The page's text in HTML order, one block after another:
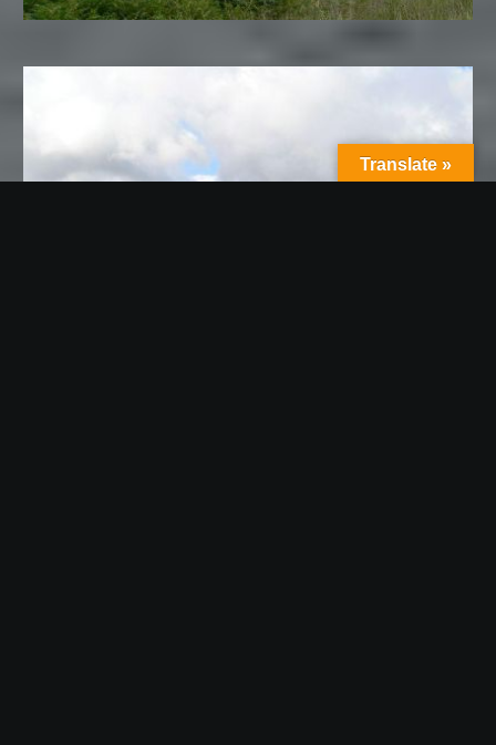
Translate »